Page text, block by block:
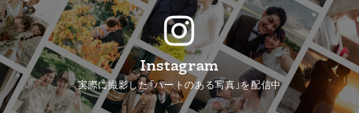
Instagram
実際に撮影した「ハートのある写真」を配信中